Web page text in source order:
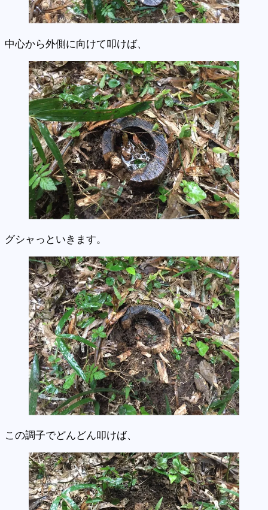
中心から外側に向けて叩けば、
グシャっといきます。
この調子でどんどん叩けば、